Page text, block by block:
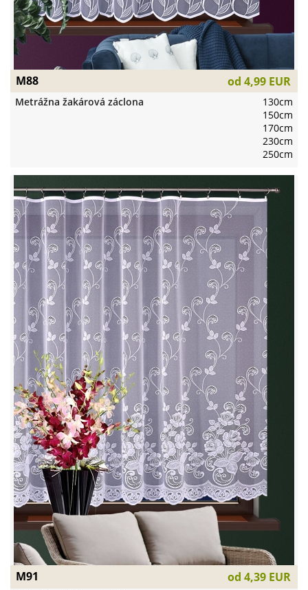
M88 od 4,99 EUR
Metrážna žakárová záclona
130cm
150cm
170cm
230cm
250cm
M91 od 4,39 EUR